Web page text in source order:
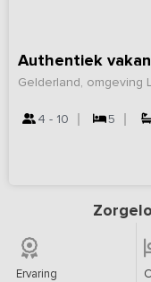
Authentiek
Gelderland, omgeving
4 - 10 5
Ervaring